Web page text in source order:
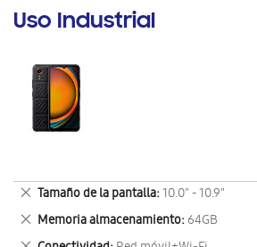
Uso Industrial
Tamaño de la pantalla 10.0" - 10.9"
Eliminar
este
artículo
Memoria almacenamiento 64GB
Eliminar
este